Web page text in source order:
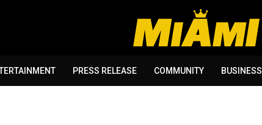
PRESS RELEASE COMMUNITY BUSINESS